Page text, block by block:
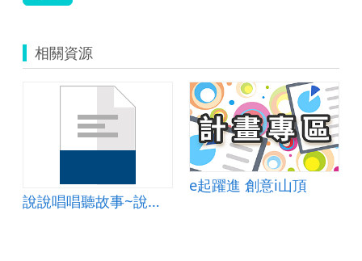
相關資源
說說唱唱聽故事~說唱藝術欣賞
e起躍進 創意i山頂